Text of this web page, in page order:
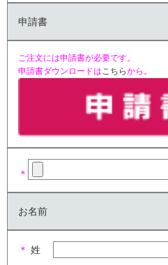
申請書
ご注文には申請書が必要です。
申請書ダウンロードはこちらから。
＊
お名前
＊ 姓